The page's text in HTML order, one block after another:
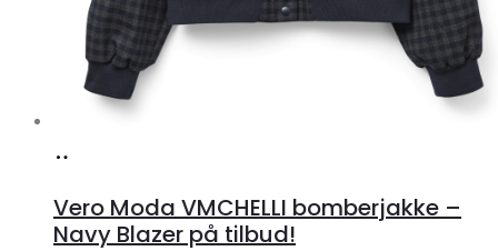
Klædeskabet.dk
Vero Moda VMCHELLI bomberjakke –
Navy Blazer på tilbud!